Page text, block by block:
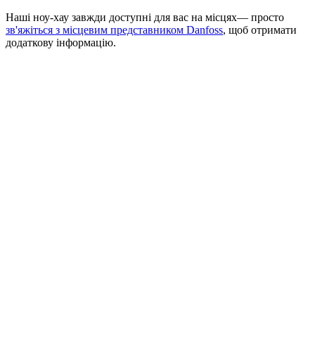
Наші ноу-хау завжди доступні для вас на місцях— просто
зв'яжіться з місцевим представником Danfoss, щоб отримати
додаткову інформацію.